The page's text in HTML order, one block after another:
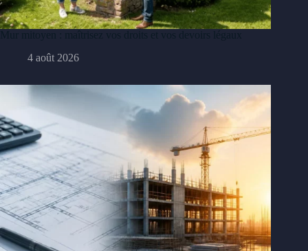
4 août 2026